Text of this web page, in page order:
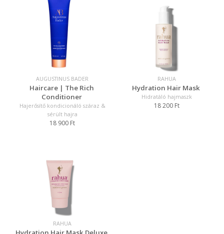
AUGUSTINUS BADER
Haircare | The Rich
Conditioner
Hajerősítő kondicionáló száraz &
sérült hajra
18 900 Ft
RAHUA
Hydration Hair Mask
Hidratáló hajmaszk
18 200 Ft
RAHUA